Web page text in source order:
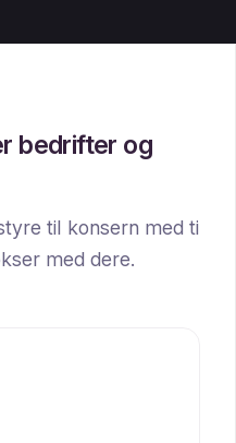
bedrifter og
til konsern med ti
med dere.